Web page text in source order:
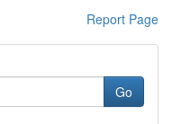
Report Page
Go